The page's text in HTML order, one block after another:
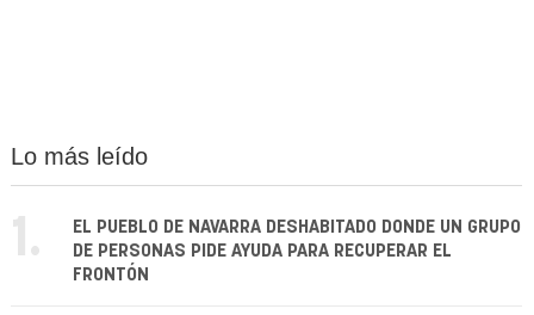
Lo más leído
1.
EL PUEBLO DE NAVARRA DESHABITADO DONDE UN GRUPO
DE PERSONAS PIDE AYUDA PARA RECUPERAR EL
FRONTÓN